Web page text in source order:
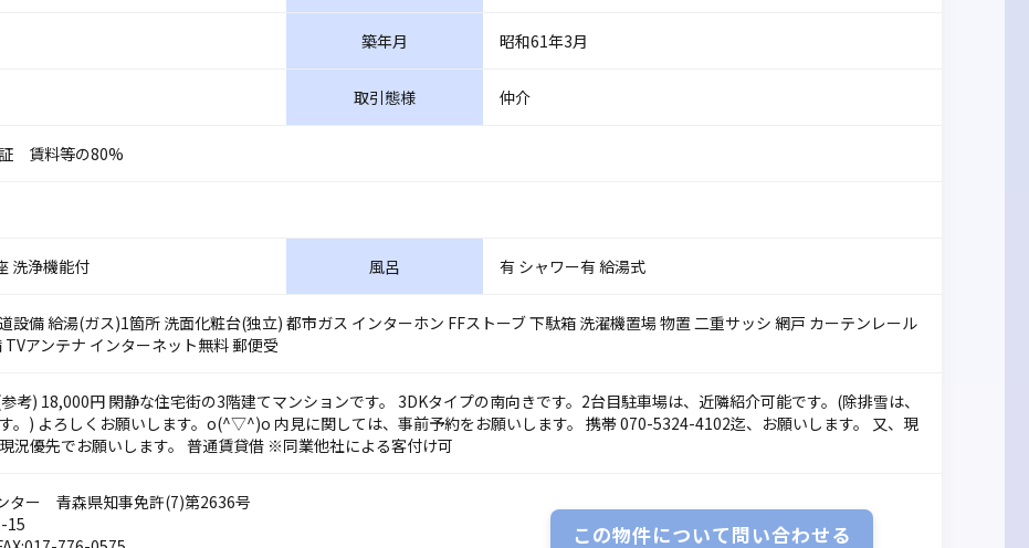
築年月 昭和61年3月
取引態様 仲介
賃料等の80%
洗浄機能付 風呂 有 シャワー有 給湯式
設備 給湯(ガス)1箇所 洗面化粧台(独立) 都市ガス インターホン FFストーブ 下駄箱 洗濯機置場 物置 二重サッシ 網戸 カーテンレール
アンテナ インターネット無料 郵便受
考) 18,000円 閑静な住宅街の3階建てマンションです。 3DKタイプの南向きです。2台目駐車場は、近隣紹介可能です。(除排雪は、
。) よろしくお願いします。o(^▽^)o 内見に関しては、事前予約をお願いします。 携帯 070-5324-4102迄、お願いします。 又、現
況優先でお願いします。 普通賃貸借 ※同業他社による客付け可
ター 青森県知事免許(7)第2636号
15
この物件について問い合わせる